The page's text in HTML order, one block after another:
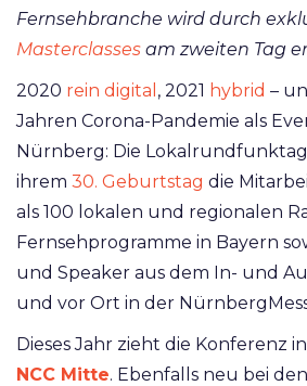
Fernsehbranche wird durch
Masterclasses am zweiten Tag
2020 rein digital , 2021 hybrid –
Jahren Corona-Pandemie als
Nürnberg: Die
ihrem 30. Geburtstag die
als 100 lokalen und regionalen
Fernsehprogramme in Bayern
und Speaker aus dem In- und
und vor Ort in der
Dieses Jahr zieht die Konferenz
NCC Mitte. Ebenfalls neu bei